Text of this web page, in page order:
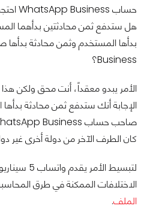
هل ستدفع ثمن محادثتين بدأهما
Business؟
الأمر يبدو معقداً، أنت محق ولكن
الإجابة أنك ستدفع ثمن محادثة
كان الطرف الآخر من دولة أخرى غير
لتبسيط
الاختلافات الممكنة في طرق
الملف.